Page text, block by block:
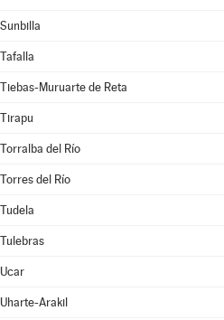
Sunbilla
Tafalla
Tiebas-Muruarte de Reta
Tirapu
Torralba del Río
Torres del Río
Tudela
Tulebras
Ucar
Uharte-Arakil